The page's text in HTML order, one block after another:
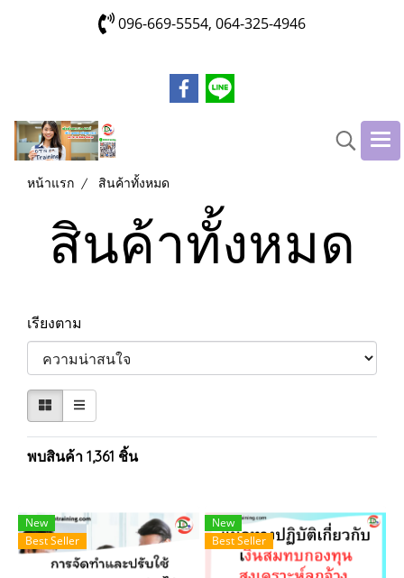
096-669-5554, 064-325-4946
หน้าแรก สินค้าทั้งหมด
สินค้าทั้งหมด
เรียงตาม
พบสินค้า 1,361 ชิ้น
New
Best Seller
New
Best Seller